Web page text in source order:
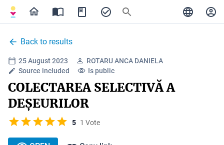
Back to results
25 August 2023
ROTARU ANCA DANIELA
Source included
Is public
COLECTAREA SELECTIVĂ A
DEȘEURILOR
5 1 Vote